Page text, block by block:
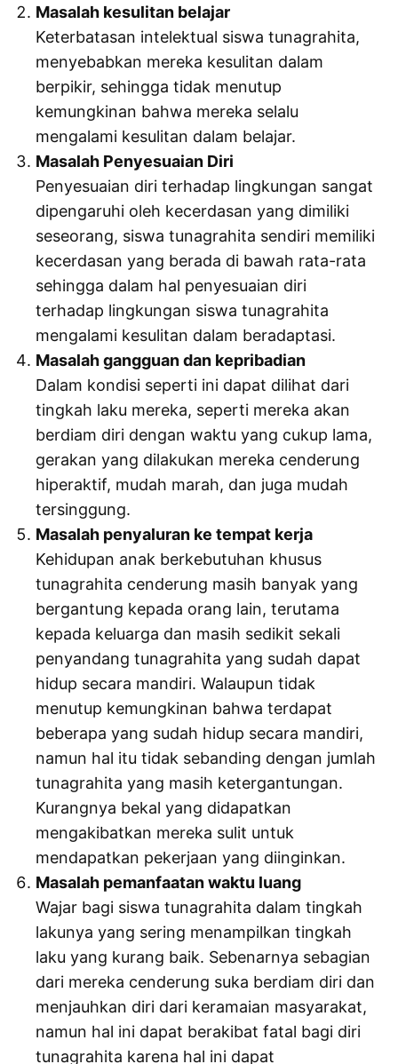
Masalah kesulitan belajar
Keterbatasan intelektual siswa tunagrahita,
menyebabkan mereka kesulitan dalam
berpikir, sehingga tidak menutup
kemungkinan bahwa mereka selalu
mengalami kesulitan dalam belajar.
Masalah Penyesuaian Diri
Penyesuaian diri terhadap lingkungan sangat
dipengaruhi oleh kecerdasan yang dimiliki
seseorang, siswa tunagrahita sendiri memiliki
kecerdasan yang berada di bawah rata-rata
sehingga dalam hal penyesuaian diri
terhadap lingkungan siswa tunagrahita
mengalami kesulitan dalam beradaptasi.
Masalah gangguan dan kepribadian
Dalam kondisi seperti ini dapat dilihat dari
tingkah laku mereka, seperti mereka akan
berdiam diri dengan waktu yang cukup lama,
gerakan yang dilakukan mereka cenderung
hiperaktif, mudah marah, dan juga mudah
tersinggung.
Masalah penyaluran ke tempat kerja
Kehidupan anak berkebutuhan khusus
tunagrahita cenderung masih banyak yang
bergantung kepada orang lain, terutama
kepada keluarga dan masih sedikit sekali
penyandang tunagrahita yang sudah dapat
hidup secara mandiri. Walaupun tidak
menutup kemungkinan bahwa terdapat
beberapa yang sudah hidup secara mandiri,
namun hal itu tidak sebanding dengan jumlah
tunagrahita yang masih ketergantungan.
Kurangnya bekal yang didapatkan
mengakibatkan mereka sulit untuk
mendapatkan pekerjaan yang diinginkan.
Masalah pemanfaatan waktu luang
Wajar bagi siswa tunagrahita dalam tingkah
lakunya yang sering menampilkan tingkah
laku yang kurang baik. Sebenarnya sebagian
dari mereka cenderung suka berdiam diri dan
menjauhkan diri dari keramaian masyarakat,
namun hal ini dapat berakibat fatal bagi diri
tunagrahita karena hal ini dapat